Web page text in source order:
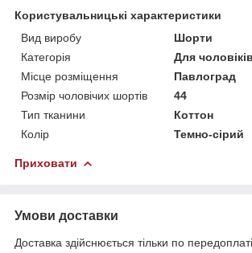
Користувальницькі характеристики
Вид виробу
Шорти
Категорія
Для чоловіків
Місце розміщення
Павлоград
Розмір чоловічих шортів
44
Тип тканини
Коттон
Колір
Темно-сірий
Приховати
Умови доставки
Доставка здійснюється тільки по передоплаті.